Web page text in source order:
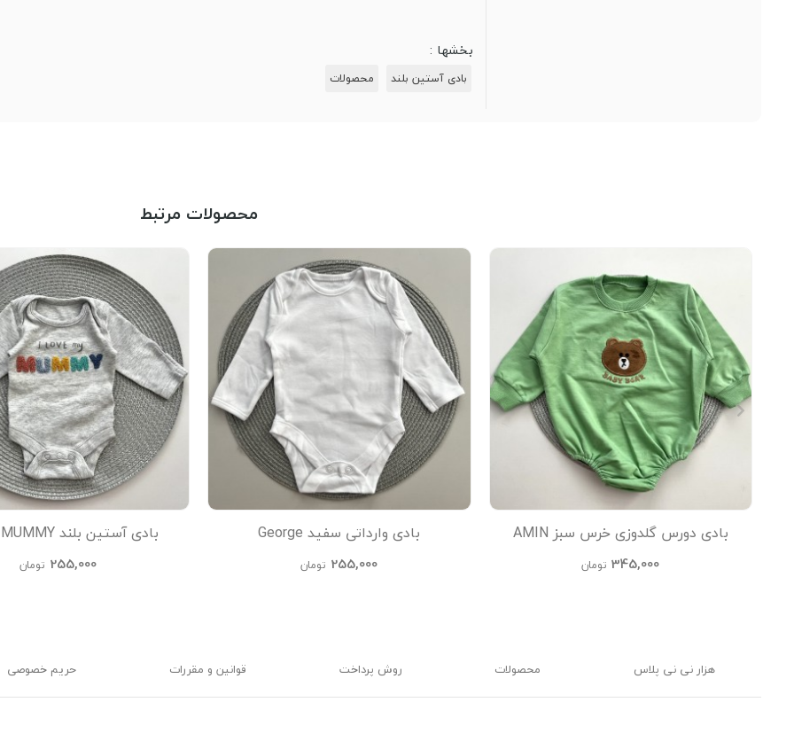
بخشها :
بادی آستین بلند محصولات
محصولات مرتبط
بادی دورس گلدوزی خرس سبز AMIN
345,000 تومان
بادی وارداتی سفید George
255,000 تومان
بادی آستین بلند MUMMY طوسی
255,000 تومان
هزار نی نی پلاس محصولات روش پرداخت قوانین و مقررات حریم خصوصی